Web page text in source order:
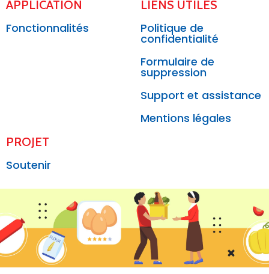
APPLICATION
Fonctionnalités
LIENS UTILES
Politique de
confidentialité
Formulaire de
suppression
Support et assistance
Mentions légales
PROJET
Soutenir